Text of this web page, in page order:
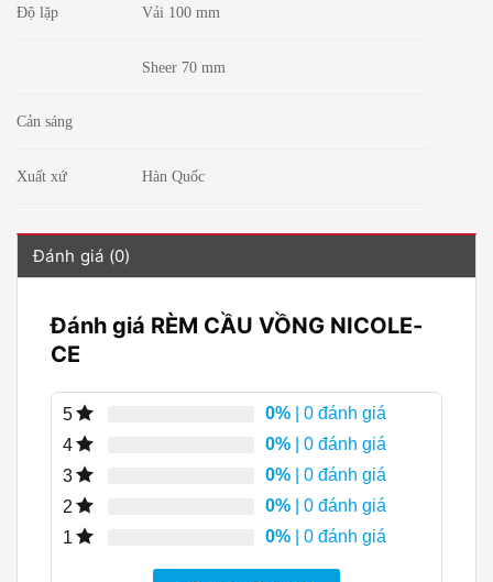
Độ lặp Vải 100 mm
Sheer 70 mm
Cản sáng
Xuất xứ Hàn Quốc
Đánh giá (0)
Đánh giá RÈM CẦU VỒNG NICOLE-
CE
5 0% | 0 đánh giá
4
0% | 0 đánh giá
3
0% | 0 đánh giá
2
0% | 0 đánh giá
1
0% | 0 đánh giá